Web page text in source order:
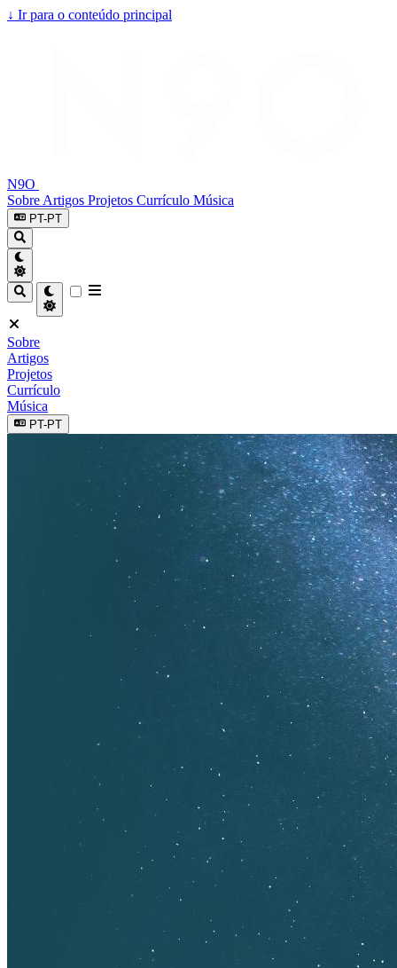
↓ Ir para o conteúdo principal
N9O
Sobre Artigos Projetos Currículo Música
PT-PT
Sobre
Artigos
Projetos
Currículo
Música
PT-PT